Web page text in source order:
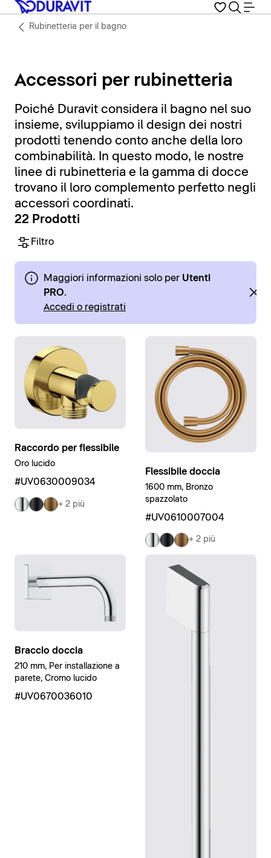
Rubinetteria per il bagno
Accessori per rubinetteria
Poiché Duravit considera il bagno nel suo
insieme, sviluppiamo il design dei nostri
prodotti tenendo conto anche della loro
combinabilità. In questo modo, le nostre
linee di rubinetteria e la gamma di docce
trovano il loro complemento perfetto negli
accessori coordinati.
22 Prodotti
Filtro
Maggiori informazioni solo per Utenti
PRO.
Accedi o registrati
Raccordo per flessibile
Oro lucido
#UV0630009034
+ 2 più
Flessibile doccia
1600 mm, Bronzo
spazzolato
#UV0610007004
+ 2 più
Braccio doccia
210 mm, Per installazione a
parete, Cromo lucido
#UV0670036010